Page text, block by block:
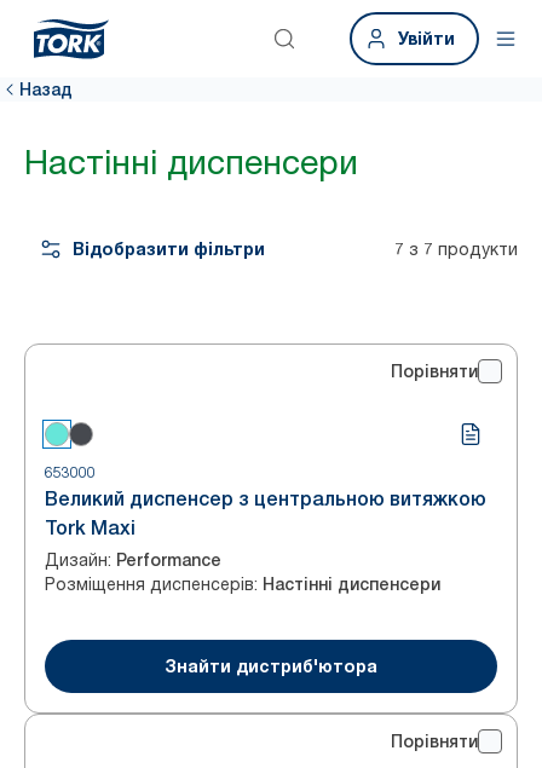
Увійти
Назад
Настінні диспенсери
Відобразити фільтри 7 з 7 продукти
Порівняти
653000
Великий диспенсер з центральною витяжкою
Tork Maxi
Дизайн: Performance
Розміщення диспенсерів: Настінні диспенсери
Знайти дистриб'ютора
Порівняти